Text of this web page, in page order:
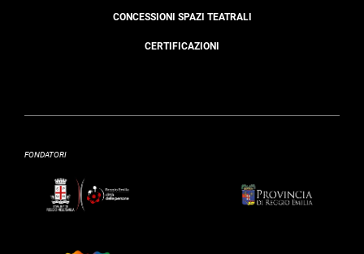
CONCESSIONI SPAZI TEATRALI
CERTIFICAZIONI
FONDATORI